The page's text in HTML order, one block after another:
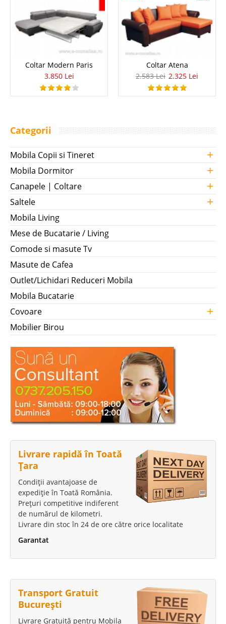
Coltar Modern Paris
3.850 Lei
Coltar Atena
2.583 Lei 2.325 Lei
Categorii
Mobila Copii si Tineret +
Mobila Dormitor +
Canapele | Coltare +
Saltele +
Mobila Living
Mese de Bucatarie / Living
Comode si masute Tv
Masute de Cafea
Outlet/Lichidari Reduceri Mobila
Mobila Bucatarie
Covoare
+
Mobilier Birou
Livrare rapidă în Toată
Țara
Condiții avantajoase de
expediție în Toată România.
Prețuri competitive indiferent
de numărul de kilometri.
Livrare din stoc în 24 de ore către orice localitate
Garantat
Transport Gratuit
București
Livrare Gratuită pentru Mobila